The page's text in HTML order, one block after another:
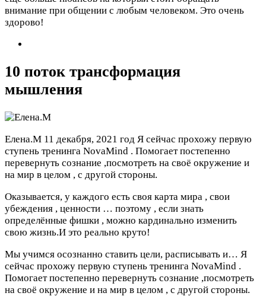
внимание при общении с любым человеком. Это очень
здорово!
10 поток трансформация
мышления
Елена.М 11 декабря, 2021 год Я сейчас прохожу первую
ступень тренинга NovaMind . Помогает постепенно
перевернуть сознание ,посмотреть на своё окружение и
на мир в целом , с другой стороны.
Оказывается, у каждого есть своя карта мира , свои
убеждения , ценности … поэтому , если знать
определённые фишки , можно кардинально изменить
свою жизнь.И это реально круто!
Мы учимся осознанно ставить цели, расписывать и… Я
сейчас прохожу первую ступень тренинга NovaMind .
Помогает постепенно перевернуть сознание ,посмотреть
на своё окружение и на мир в целом , с другой стороны.